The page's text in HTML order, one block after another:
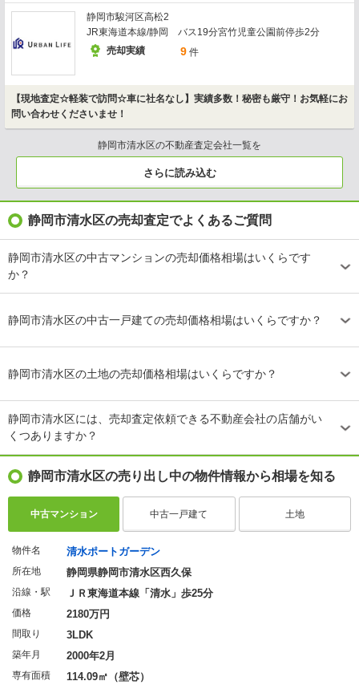
静岡市駿河区高松2
JR東海道本線/静岡 バス19分宮竹児童公園前停歩2分
売却実績
9 件
【現地査定☆軽装で訪問☆車に社名なし】実績多数！秘密も厳守！お気軽にお
問い合わせくださいませ！
静岡市清水区の不動産査定会社一覧を
さらに読み込む
静岡市清水区の売却査定でよくあるご質問
静岡市清水区の中古マンションの売却価格相場はいくらです
か？
静岡市清水区の中古一戸建ての売却価格相場はいくらですか？
静岡市清水区の土地の売却価格相場はいくらですか？
静岡市清水区には、売却査定依頼できる不動産会社の店舗がい
くつありますか？
静岡市清水区の売り出し中の物件情報から相場を知る
中古マンション 中古一戸建て 土地
物件名 清水ポートガーデン
所在地 静岡県静岡市清水区西久保
沿線・駅 ＪＲ東海道本線「清水」歩25分
価格 2180万円
間取り 3LDK
築年月 2000年2月
専有面積
114.09㎡（壁芯）